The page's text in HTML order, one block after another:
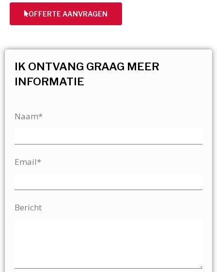
OFFERTE AANVRAGEN
IK ONTVANG GRAAG MEER
INFORMATIE
Naam*
Email*
Bericht